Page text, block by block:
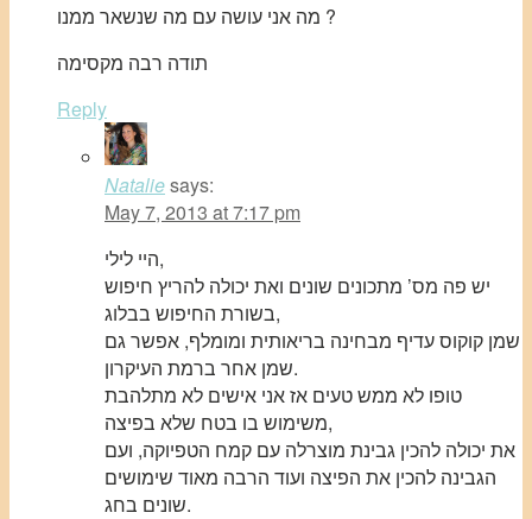
מה אני עושה עם מה שנשאר ממנו ?
תודה רבה מקסימה
Reply
Nataliesays:
May 7, 2013 at 7:17 pm
היי לילי,
יש פה מס’ מתכונים שונים ואת יכולה להריץ חיפוש
בשורת החיפוש בבלוג,
שמן קוקוס עדיף מבחינה בריאותית ומומלף, אפשר גם
שמן אחר ברמת העיקרון.
טופו לא ממש טעים אז אני אישים לא מתלהבת
משימוש בו בטח שלא בפיצה,
את יכולה להכין גבינת מוצרלה עם קמח הטפיוקה, ועם
הגבינה להכין את הפיצה ועוד הרבה מאוד שימושים
שונים בחג.